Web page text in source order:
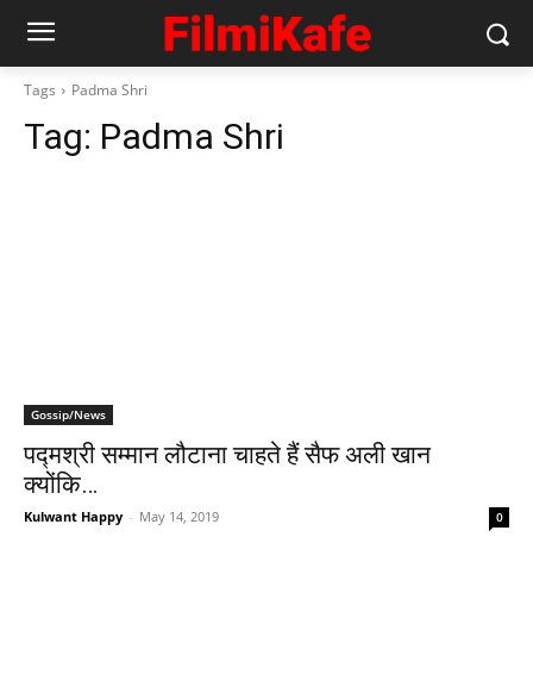
Tags Padma Shri
Tag: Padma Shri
Gossip/News
पद्मश्री सम्मान लौटाना चाहते हैं सैफ अली खान
क्योंकि…
Kulwant Happy - May 14, 2019 0